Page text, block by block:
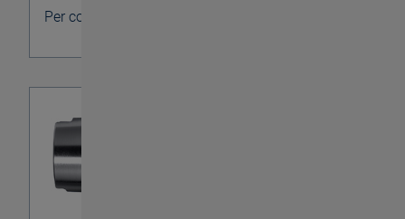
Per compensazioni assiali di ± 1,5 mm.